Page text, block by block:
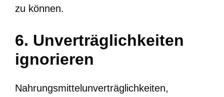
zu können.
6. Unverträglichkeiten
ignorieren
Nahrungsmittelunverträglichkeiten,